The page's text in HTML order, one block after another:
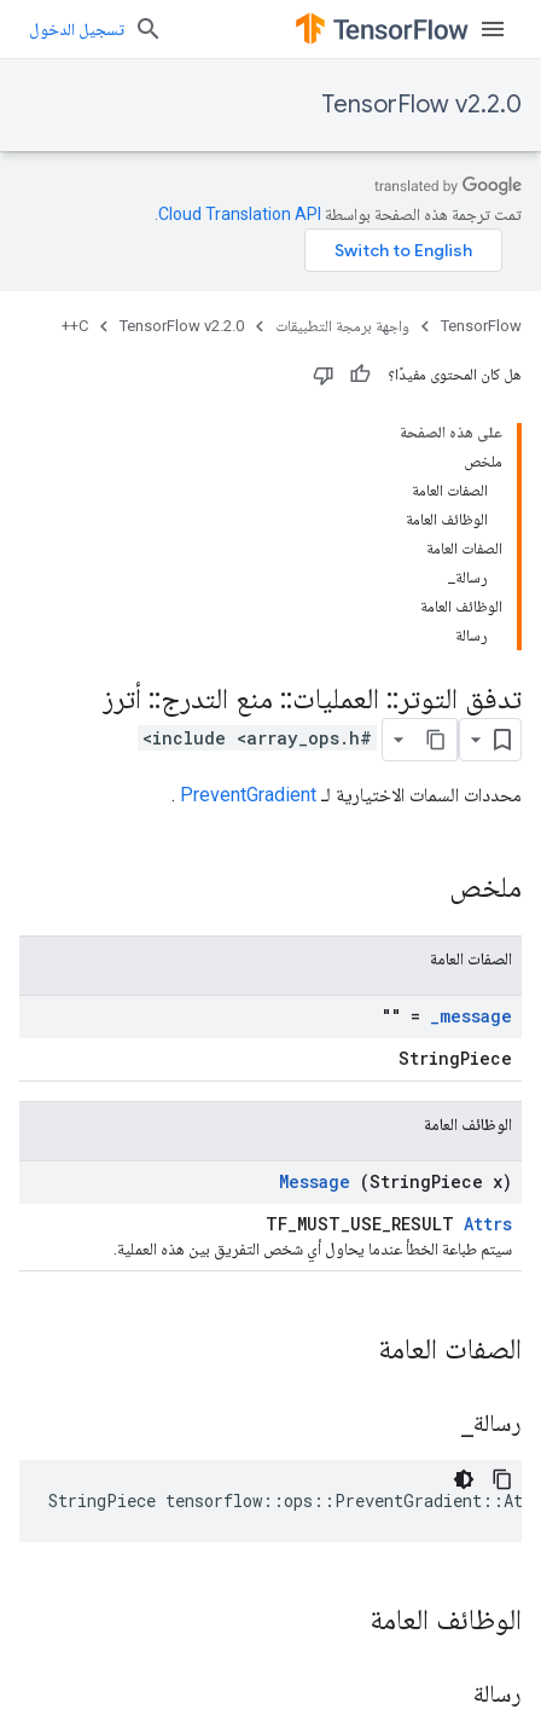
تسجيل الدخول
TensorFlow v2.2.0
تمت ترجمة هذه الصفحة بواسطة Cloud Translation API‏
TensorFlow واجهة برمجة التطبيقات TensorFlow v2.2.0
C++
هل كان المحتوى مفيدًا؟
على هذه الصفحة
ملخص
الصفات العامة
الوظائف العامة
الصفات العامة
رسالة_
الوظائف العامة
رسالة
تدفق التوتر :: العمليات:: منع التدرج:: أترز
#include <array_ops.h>
محددات السمات الاختيارية لـ PreventGradient
.
ملخص
الصفات العامة
message
_
= ""
StringPiece
الوظائف العامة
Message (StringPiece x)
TF_MUST_USE_RESULT Attrs
سيتم طباعة الخطأ عندما يحاول أي شخص التفريق بين هذه العملية.
الصفات العامة
رسالة
StringPiece
الوظائف العامة
رسالة